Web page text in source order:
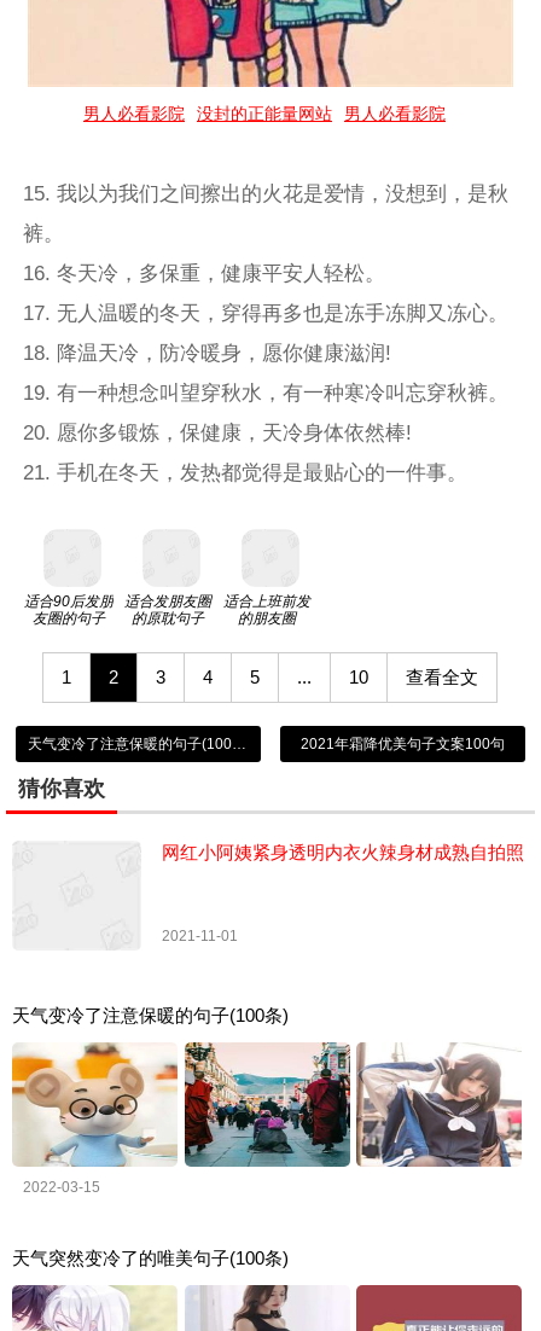
男人必看影院 没封的正能量网站 男人必看影院
15. 我以为我们之间擦出的火花是爱情，没想到，是秋
裤。
16. 冬天冷，多保重，健康平安人轻松。
17. 无人温暖的冬天，穿得再多也是冻手冻脚又冻心。
18. 降温天冷，防冷暖身，愿你健康滋润!
19. 有一种想念叫望穿秋水，有一种寒冷叫忘穿秋裤。
20. 愿你多锻炼，保健康，天冷身体依然棒!
21. 手机在冬天，发热都觉得是最贴心的一件事。
适合90后发朋
友圈的句子
适合发朋友圈
的原耽句子
适合上班前发
的朋友圈
1 2 3 4 5 ... 10 查看全文
2021年霜降优美句子文案100句
猜你喜欢
网红小阿姨紧身透明内衣火辣身材成熟自拍照
2021-11-01
天气变冷了注意保暖的句子(100条)
2022-03-15
天气突然变冷了的唯美句子(100条)